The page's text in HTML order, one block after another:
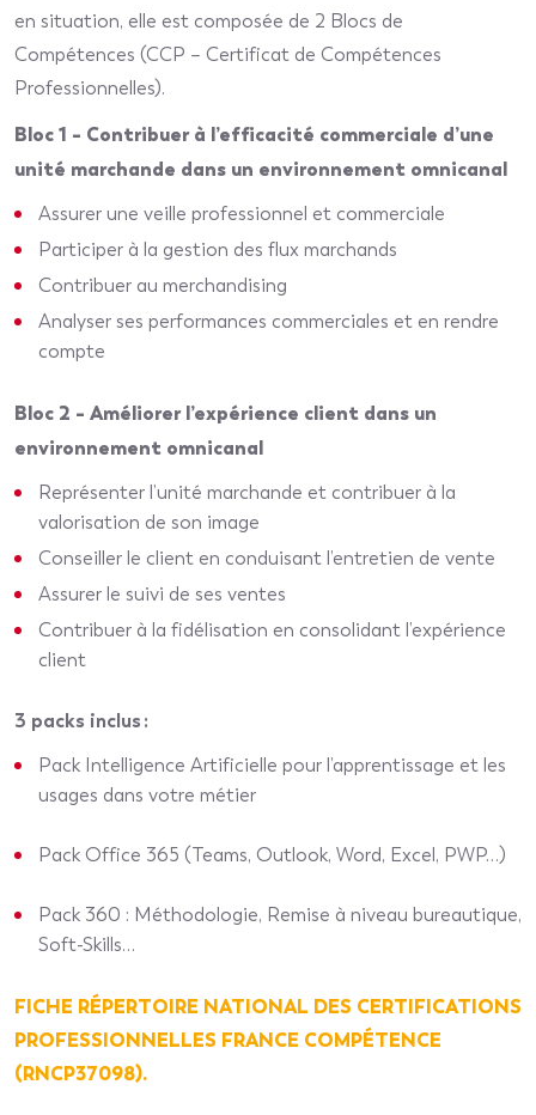
en situation, elle est composée de 2 Blocs de
Compétences (CCP – Certificat de Compétences
Professionnelles).
Bloc 1 – Contribuer à l’efficacité commerciale d’une
unité marchande dans un environnement omnicanal
Assurer une veille professionnel et commerciale
Participer à la gestion des flux marchands
Contribuer au merchandising
Analyser ses performances commerciales et en rendre
compte
Bloc 2 – Améliorer l’expérience client dans un
environnement omnicanal
Représenter l’unité marchande et contribuer à la
valorisation de son image
Conseiller le client en conduisant l’entretien de vente
Assurer le suivi de ses ventes
Contribuer à la fidélisation en consolidant l’expérience
client
3 packs inclus :
Pack Intelligence Artificielle pour l’apprentissage et les
usages dans votre métier
Pack Office 365 (Teams, Outlook, Word, Excel, PWP…)
Pack 360 : Méthodologie, Remise à niveau bureautique,
Soft-Skills…
FICHE RÉPERTOIRE NATIONAL DES CERTIFICATIONS
PROFESSIONNELLES FRANCE COMPÉTENCE
(RNCP37098).